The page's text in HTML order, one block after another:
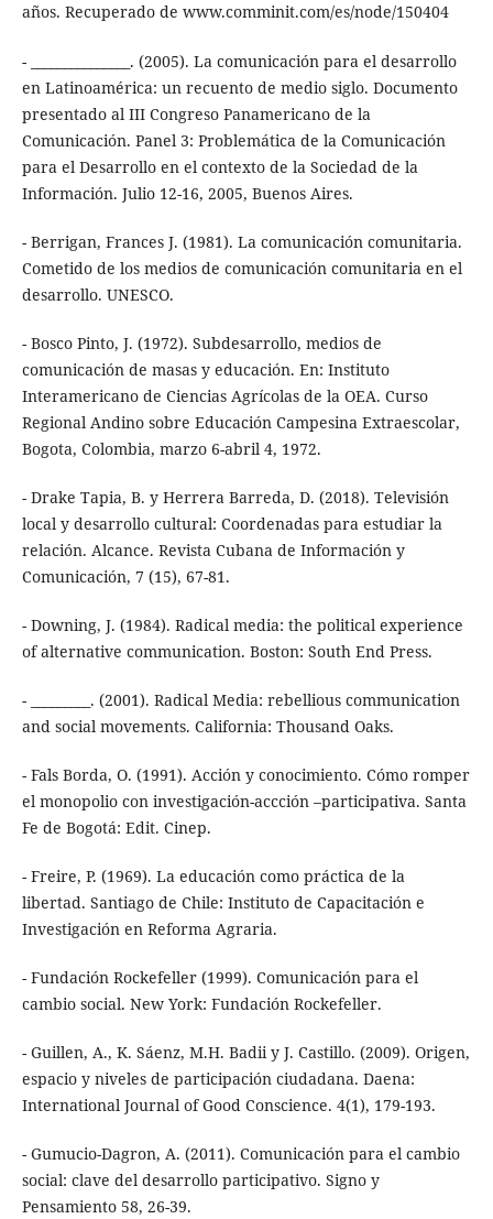
años. Recuperado de www.comminit.com/es/node/150404
- _______________. (2005). La comunicación para el desarrollo
en Latinoamérica: un recuento de medio siglo. Documento
presentado al III Congreso Panamericano de la
Comunicación. Panel 3: Problemática de la Comunicación
para el Desarrollo en el contexto de la Sociedad de la
Información. Julio 12-16, 2005, Buenos Aires.
- Berrigan, Frances J. (1981). La comunicación comunitaria.
Cometido de los medios de comunicación comunitaria en el
desarrollo. UNESCO.
- Bosco Pinto, J. (1972). Subdesarrollo, medios de
comunicación de masas y educación. En: Instituto
Interamericano de Ciencias Agrícolas de la OEA. Curso
Regional Andino sobre Educación Campesina Extraescolar,
Bogota, Colombia, marzo 6-abril 4, 1972.
- Drake Tapia, B. y Herrera Barreda, D. (2018). Televisión
local y desarrollo cultural: Coordenadas para estudiar la
relación. Alcance. Revista Cubana de Información y
Comunicación, 7 (15), 67-81.
- Downing, J. (1984). Radical media: the political experience
of alternative communication. Boston: South End Press.
- _________. (2001). Radical Media: rebellious communication
and social movements. California: Thousand Oaks.
- Fals Borda, O. (1991). Acción y conocimiento. Cómo romper
el monopolio con investigación-accción –participativa. Santa
Fe de Bogotá: Edit. Cinep.
- Freire, P. (1969). La educación como práctica de la
libertad. Santiago de Chile: Instituto de Capacitación e
Investigación en Reforma Agraria.
- Fundación Rockefeller (1999). Comunicación para el
cambio social. New York: Fundación Rockefeller.
- Guillen, A., K. Sáenz, M.H. Badii y J. Castillo. (2009). Origen,
espacio y niveles de participación ciudadana. Daena:
International Journal of Good Conscience. 4(1), 179-193.
- Gumucio-Dagron, A. (2011). Comunicación para el cambio
social: clave del desarrollo participativo. Signo y
Pensamiento 58, 26-39.